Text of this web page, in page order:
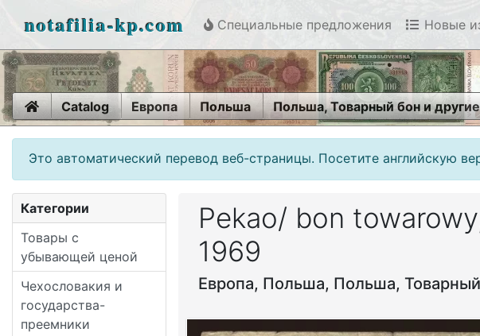
notafilia-kp.com Специальные предложения Новые
HomeCatalog Европа Польша Польша, Товарный бон и
Это автоматический перевод веб-страницы. Посетите английскую
Категории
Товары с
убывающей ценой
Чехословакия и
государства-
преемники
Pekao/ bon
1969
Европа, Польша, Польша,